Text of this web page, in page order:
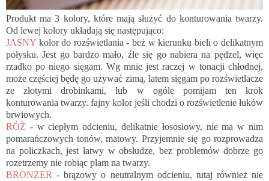
Produkt ma 3 kolory, które mają służyć do konturowania twarzy.
Od lewej kolory układają się następująco:
JASNY kolor do rozświetlania - beż w kierunku bieli o delikatnym
połysku. Jest go bardzo mało, źle się go nabiera na pędzel, więc
rzadko po niego sięgam. Wg mnie jest raczej w tonacji chłodnej,
może częściej będę go używać zimą, latem sięgam po rozświetlacze
ze złotymi drobinkami, lub w ogóle pomijam ten krok
konturowania twarzy. fajny kolor jeśli chodzi o rozświetlenie łuków
brwiowych.
RÓŻ - w ciepłym odcieniu, delikatnie łososiowy, nie ma w nim
pomarańczowych tonów, matowy. Przyjemnie się go rozprowadza
na policzkach, jest łatwy w obsłudze, bez problemów dobrze go
rozetrzemy nie robiąc plam na twarzy.
BRONZER - brązowy o neutralnym odcieniu, tutaj również nie